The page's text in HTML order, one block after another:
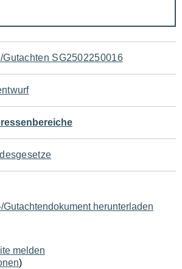
SG2502250016
Gutachtendokument herunterladen
melden
)